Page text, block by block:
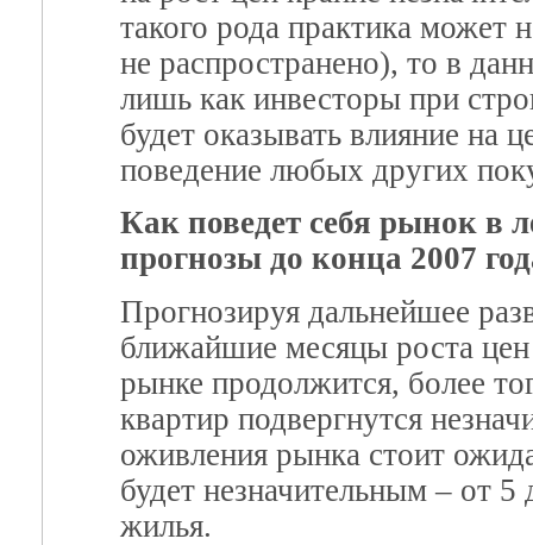
такого рода практика может
не распространено), то в
лишь как инвесторы при
будет оказывать влияние на
поведение любых других
Как поведет себя рынок в
прогнозы до конца 2007
Прогнозируя дальнейшее
ближайшие месяцы роста цен
рынке продолжится, более
квартир подвергнутся
оживления рынка стоит
будет незначительным – от 5
жилья.